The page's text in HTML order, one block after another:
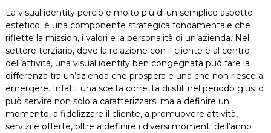
La visual identity perciò è molto più di un semplice aspetto
estetico; è una componente strategica fondamentale che
riflette la mission, i valori e la personalità di un’azienda. Nel
settore terziario, dove la relazione con il cliente è al centro
dell’attività, una visual identity ben congegnata può fare la
differenza tra un’azienda che prospera e una che non riesce a
emergere. Infatti una scelta corretta di stili nel periodo giusto
può servire non solo a caratterizzarsi ma a definire un
momento, a fidelizzare il cliente, a promuovere attività,
servizi e offerte, oltre a definire i diversi momenti dell’anno